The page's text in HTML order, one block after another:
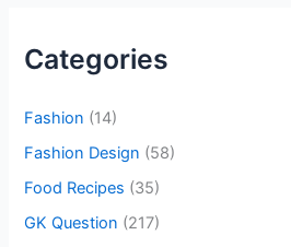
h
r
:
Categories
Fashion (14)
Fashion Design (58)
Food Recipes (35)
GK Question (217)